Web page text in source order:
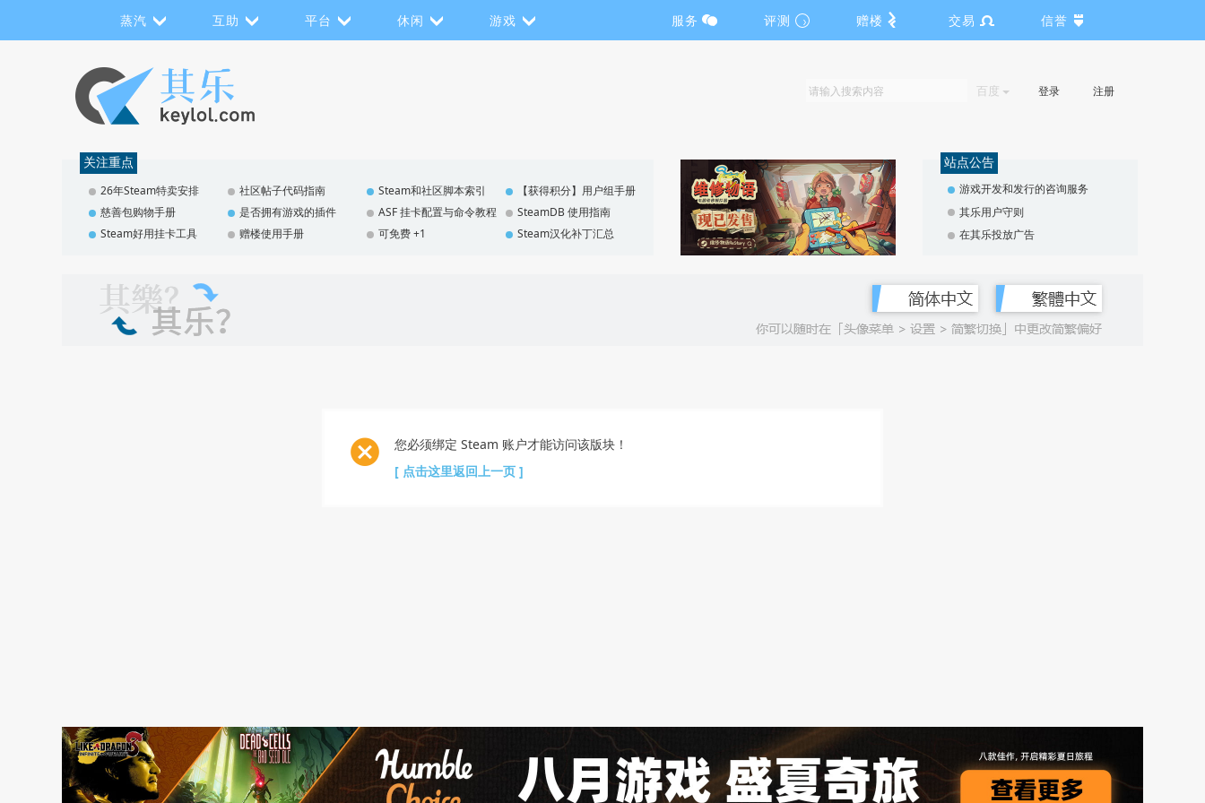
蒸汽 互助 平台 休闲 游戏 服务 评测 赠楼 交易 信誉
百度 登录 注册
关注重点
26年Steam特卖安排 社区帖子代码指南 Steam和社区脚本索引
【获得积分】用户组手册
慈善包购物手册
是否拥有游戏的插件 ASF 挂卡配置与命令教程
SteamDB 使用指南
Steam好用挂卡工具
赠楼使用手册 可免费 +1 Steam汉化补丁汇总
站点公告
游戏开发和发行的咨询服务
其乐用户守则
在其乐投放广告
您必须绑定 Steam 账户才能访问该版块！
[ 点击这里返回上一页 ]